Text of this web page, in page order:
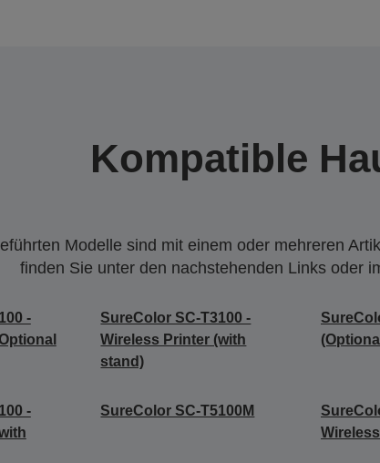
Kompatible
Modelle sind mit einem oder mehreren
finden Sie unter den nachstehenden Links oder
-
SureColor SC-T3100 -
Wireless Printer (with
stand)
-
SureColor SC-T5100M